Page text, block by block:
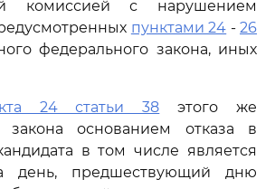
комиссией с нарушением
пунктами 24 -26
федерального закона, иных
24 статьи 38 этого же
закона основанием отказа в
в том числе является
день, предшествующий дню